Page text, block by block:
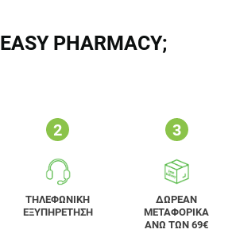
EASY PHARMACY;
ΤΗΛΕΦΩΝΙΚΗ
ΕΞΥΠΗΡΕΤΗΣΗ
ΔΩΡΕΑΝ
ΜΕΤΑΦΟΡΙΚΑ
ΑΝΩ ΤΩΝ 69€